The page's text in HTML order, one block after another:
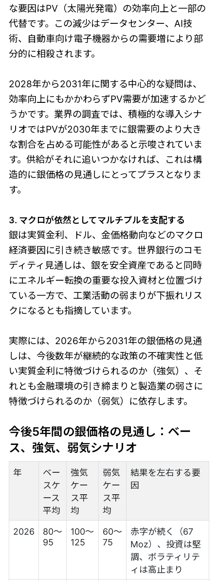
な要因はPV（太陽光発電）の効率向上と一部の
代替です。この減少はデータセンター、AI技
術、自動車向け電子機器からの需要増により部
分的に相殺されます。
2028年から2031年に関する中心的な疑問は、
効率向上にもかかわらずPV需要が加速するかど
うかです。業界の調査では、積極的な導入シナ
リオではPVが2030年までに銀需要のより大き
な割合を占める可能性があると示唆されていま
す。供給がそれに追いつかなければ、これは構
造的に銀価格の見通しにとってプラスとなりま
す。
3. マクロが依然としてマルチプルを支配する
銀は実質金利、ドル、金価格動向などのマクロ
経済要因に引き続き敏感です。世界銀行のコモ
ディティ見通しは、銀を安全資産であると同時
にエネルギー転換の重要な投入資材と位置づけ
ている一方で、工業活動の弱まりが下振れリス
クになるとも指摘しています。
実際には、2026年から2031年の銀価格の見通
しは、今後数年が継続的な政策の不確実性と低
い実質金利に特徴づけられるのか（強気）、そ
れとも金融環境の引き締まりと製造業の弱さに
特徴づけられるのか（弱気）に依存します。
今後5年間の銀価格の見通し：ベー
ス、強気、弱気シナリオ
年
ベー
スケ
ース
平均
強気
ケー
ス平
均
弱気
ケー
ス平
均
結果を左右する要
因
2026
80〜
95
100〜
125
60〜
75
赤字が続く（67
Moz）、投資は堅
調、ボラティリテ
ィは高止まり